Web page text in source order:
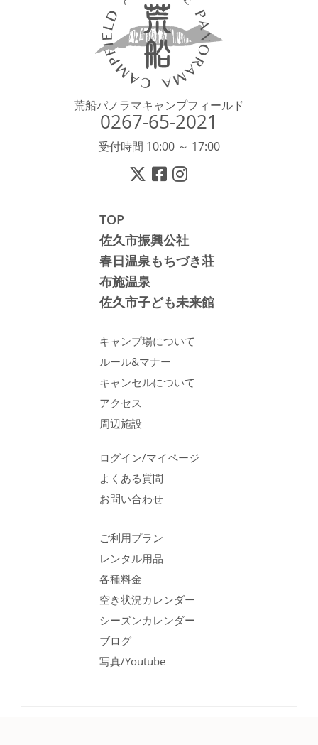
荒船パノラマキャンプフィールド
0267-65-2021
受付時間 10:00 ～ 17:00
TOP
佐久市振興公社
春日温泉もちづき荘
布施温泉
佐久市子ども未来館
キャンプ場について
ルール&マナー
キャンセルについて
アクセス
周辺施設
ログイン/マイページ
よくある質問
お問い合わせ
ご利用プラン
レンタル用品
各種料金
空き状況カレンダー
シーズンカレンダー
ブログ
写真/Youtube